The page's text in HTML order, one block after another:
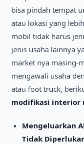
bisa pindah tempat
atau lokasi yang
mobil tidak harus
jenis usaha lainnya
market nya masing-
mengawali usaha
atau foot truck,
modifikasi interior
Mengeluarkan
Tidak